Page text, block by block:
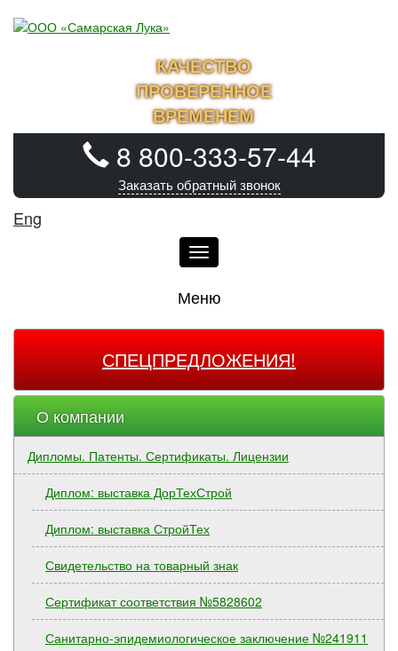
КАЧЕСТВО
ПРОВЕРЕННОЕ
ВРЕМЕНЕМ
8 800-333-57-44
Заказать обратный звонок
Eng
Меню
Меню
СПЕЦПРЕДЛОЖЕНИЯ!
О компании
Дипломы. Патенты. Сертификаты. Лицензии
Диплом: выставка ДорТехСтрой
Диплом: выставка СтройТех
Свидетельство на товарный знак
Сертификат соответствия №5828602
Санитарно-эпидемиологическое заключение №241911